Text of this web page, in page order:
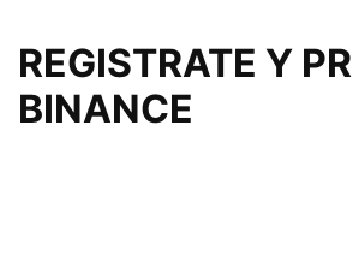
REGISTRATE Y
BINANCE